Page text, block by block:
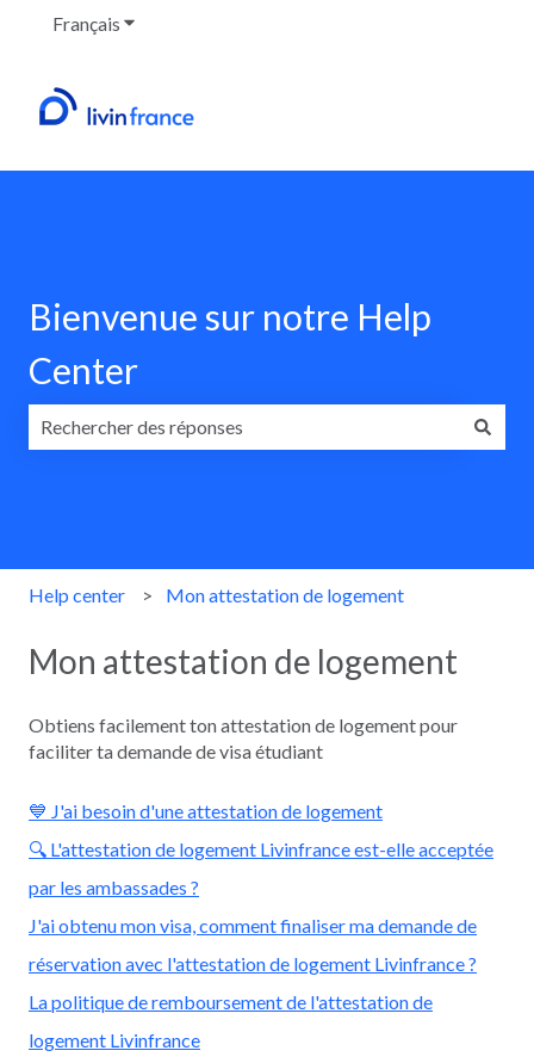
Français Afficher le sous-menu pour les traductions
Bienvenue sur notre Help
Center
Help center Mon attestation de logement
Mon attestation de logement
Obtiens facilement ton attestation de logement pour
faciliter ta demande de visa étudiant
💙 J'ai besoin d'une attestation de logement
🔍 L'attestation de logement Livinfrance est-elle acceptée
par les ambassades ?
J'ai obtenu mon visa, comment finaliser ma demande de
réservation avec l'attestation de logement Livinfrance ?
La politique de remboursement de l'attestation de
logement Livinfrance